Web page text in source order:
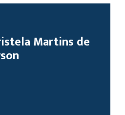
Martins de